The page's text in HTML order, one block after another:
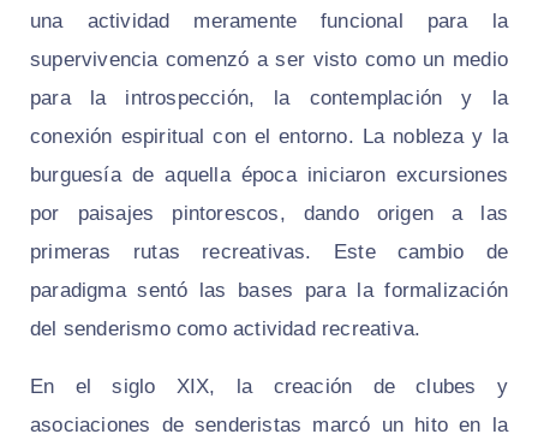
una actividad meramente funcional para la
supervivencia comenzó a ser visto como un medio
para la introspección, la contemplación y la
conexión espiritual con el entorno. La nobleza y la
burguesía de aquella época iniciaron excursiones
por paisajes pintorescos, dando origen a las
primeras rutas recreativas. Este cambio de
paradigma sentó las bases para la formalización
del senderismo como actividad recreativa.
En el siglo XIX, la creación de clubes y
asociaciones de senderistas marcó un hito en la